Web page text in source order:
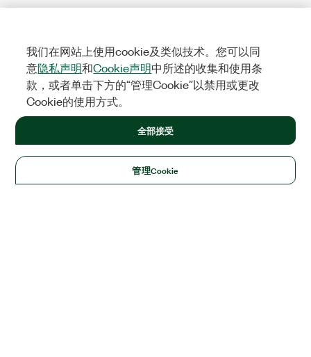
我们在网站上使用cookie及类似技术。您可以同
意隐私声明和Cookie声明中所述的收集和使用条
款，或者单击下方的“管理Cookie”以禁用或更改
Cookie的使用方式。
管理Cookie
全部接受